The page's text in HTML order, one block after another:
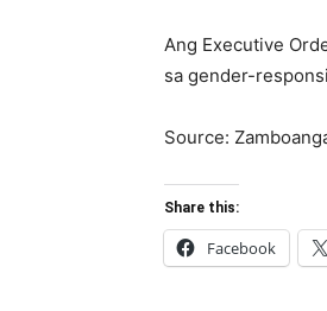
Ang Executive
sa gender-
Source:
Share this:
Facebook